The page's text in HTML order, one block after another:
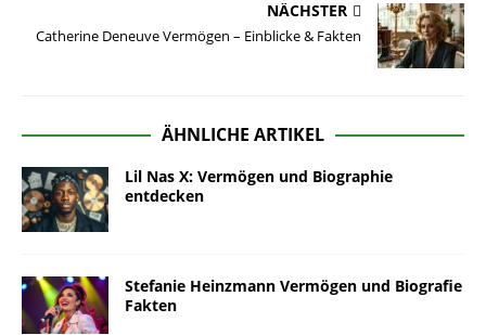
NÄCHSTER
Catherine Deneuve Vermögen – Einblicke & Fakten
ÄHNLICHE ARTIKEL
Lil Nas X: Vermögen und Biographie
entdecken
Stefanie Heinzmann Vermögen und Biografie
Fakten